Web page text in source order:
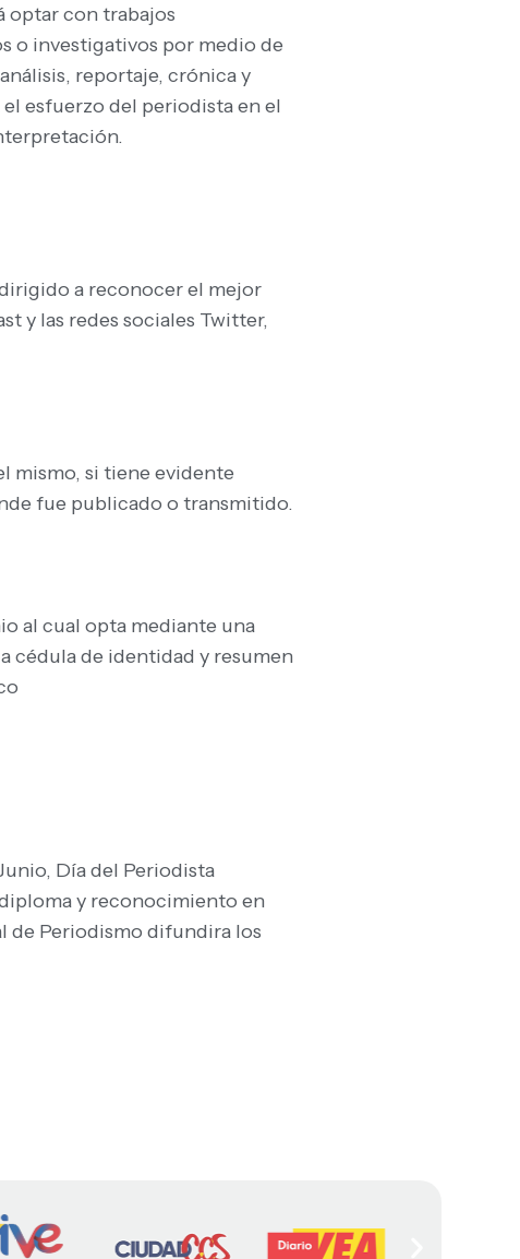
optar con trabajos
o investigativos por medio de
reportaje, crónica y
esfuerzo del periodista en el
a reconocer el mejor
y las redes sociales Twitter,
mismo, si tiene evidente
fue publicado o transmitido.
al cual opta mediante una
cédula de identidad y resumen
Día del Periodista
y reconocimiento en
de Periodismo difundira los